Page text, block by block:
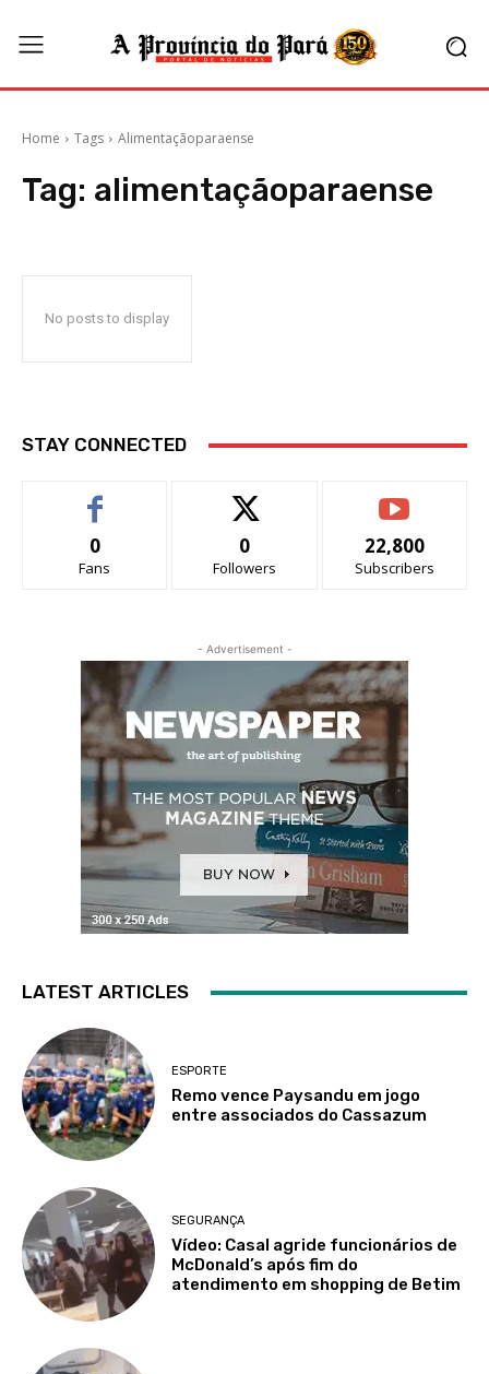
Home Tags Alimentaçãoparaense
Tag: alimentaçãoparaense
No posts to display
STAY CONNECTED
0
Fans
0
Followers
22,800
Subscribers
- Advertisement -
LATEST ARTICLES
ESPORTE
Remo vence Paysandu em jogo
entre associados do Cassazum
SEGURANÇA
Vídeo: Casal agride funcionários de
McDonald’s após fim do
atendimento em shopping de Betim